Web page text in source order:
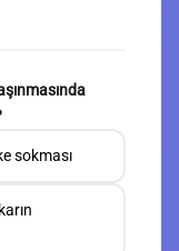
sokması